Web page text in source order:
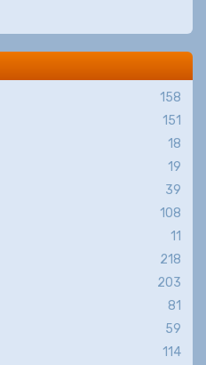
158
151
18
19
39
108
11
218
203
81
59
114